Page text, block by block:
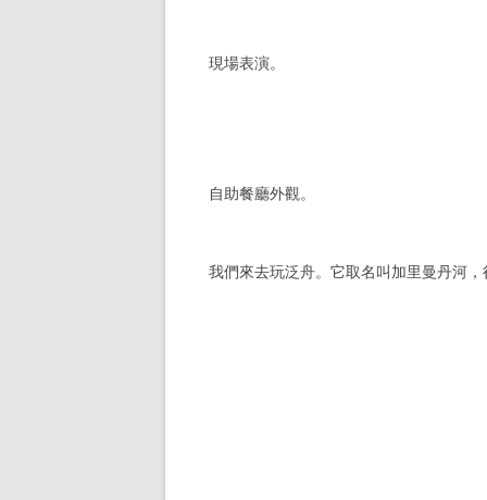
現場表演。
自助餐廳外觀。
我們來去玩泛舟。它取名叫加里曼丹河，